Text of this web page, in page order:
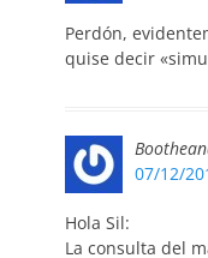
Perdón,
quise decir
07/12/
Hola Sil:
La consulta del